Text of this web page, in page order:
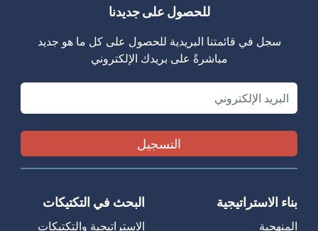
للحصول على جديدنا
سجل في قائمتنا البريدية للحصول على كل ما هو جديد
مباشرةً على بريدك الإلكتروني
Email
بناء الاستراتيجية
المنهجية
البحث في التكتيكات
الاستراتيجية والتكتيكات